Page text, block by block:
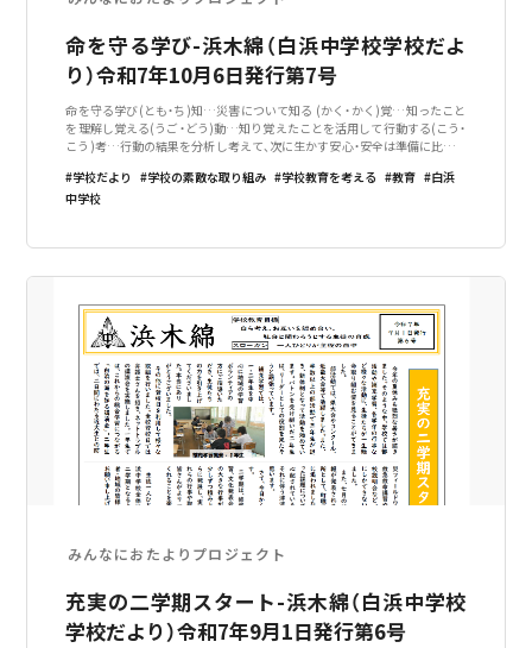
命を守る学び-浜木綿（白浜中学校学校だよ
り）令和7年10月6日発行第7号
命を守る学び(とも・ち)知…災害について知る (かく・かく)覚…知ったこと
を理解し覚える(うご・どう)動…知り覚えたことを活用して行動する(こう・
こう)考…行動の結果を分析し考えて、次に生かす安心・安全は準備に比例!1
くなり、学校で
学校だより 学校の素敵な取り組み 学校教育を考える 教育
白浜
中学校
みんなにおたよりプロジェクト
充実の二学期スタート-浜木綿（白浜中学校
学校だより）令和7年9月1日発行第6号